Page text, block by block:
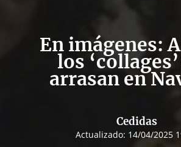
En imágenes:
los
arrasan en
Cedidas
Actualizado: 14/04/2025